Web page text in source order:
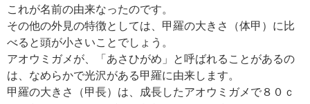
これが名前の由来なったのです。
その他の外見の特徴としては、甲羅の大きさ（体甲）に比
べると頭が小さいことでしょう。
アオウミガメが、「あさひがめ」と呼ばれることがあるの
は、なめらかで光沢がある甲羅に由来します。
甲羅の大きさ（甲長）は、成長したアオウミガメで８０ｃ